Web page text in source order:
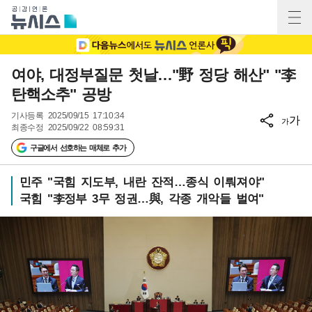
여야, 대정부질문 첫날…"野 정당 해산" "李
탄핵소추" 공방
기사등록 2025/09/15 17:10:34
최종수정 2025/09/22 08:59:31
구글에서 선호하는 매체로 추가
가가
민주 "국힘 지도부, 내란 잔적…종식 이뤄져야"
국힘 "李정부 3무 정권…與, 각종 개악들 벌여"